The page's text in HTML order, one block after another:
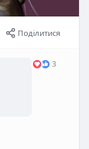
Поділитися
3